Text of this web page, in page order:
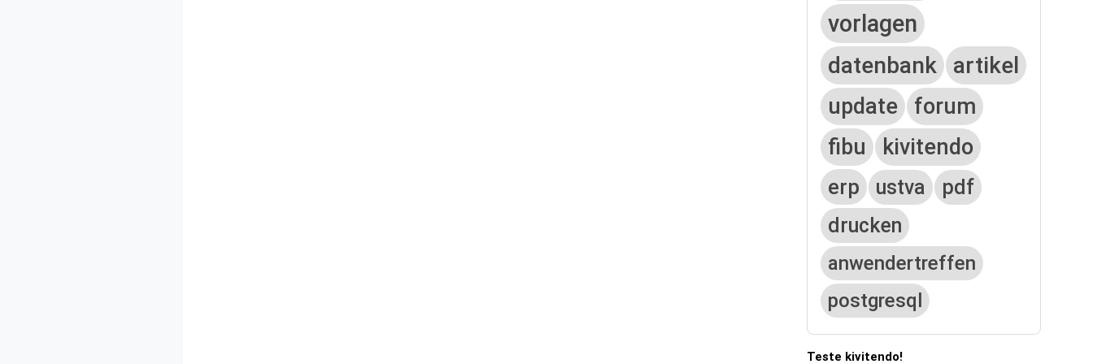
vorlagen
datenbank artikel
update
forum
fibu
kivitendo
erp ustva
pdf
drucken
anwendertreffen
postgresql
Teste kivitendo!